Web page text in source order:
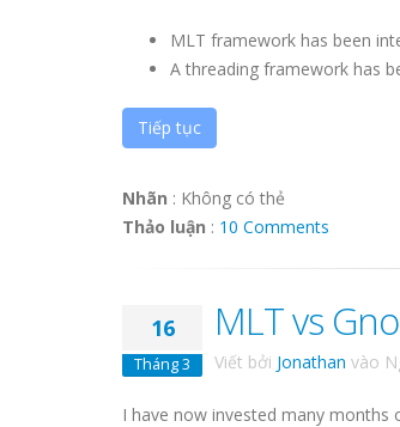
MLT framework has been
A threading framework has
Tiếp tục
Nhãn : Không có thẻ
Thảo luận : 10 Comments
16
Tháng 3
MLT vs
Viết bởi Jonathan vào
I have now invested many months